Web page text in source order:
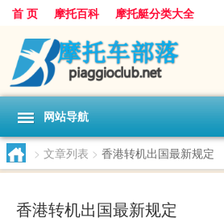
首 页 摩托百科 摩托艇分类大全
网站导航
> 文章列表 > 香港转机出国最新规定
香港转机出国最新规定